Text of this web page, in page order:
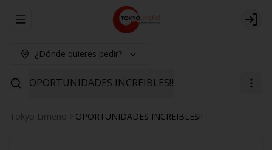
Abrir menu de navegación Login
¿Dónde quieres pedir?
OPORTUNIDADES INCREIBLES‼️
Tokyo Limeño OPORTUNIDADES INCREIBLES‼️